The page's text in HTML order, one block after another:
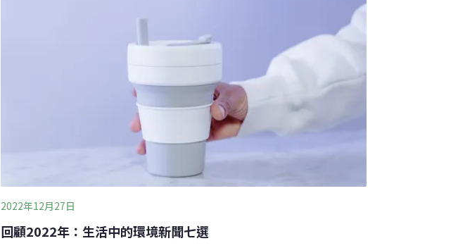
次提醒國人防災的重要性。延伸閱讀1：古明政速攀百岳遇石頭崩落「像
放鞭炮」 登山遇強震該怎麼辦？ 延伸閱讀2：0403花蓮震後：貼上紅單
回不去的家 延伸閱讀3：地震基本險是什麼？ 92
2022年12月27日
回顧2022年：生活中的環境新聞七選